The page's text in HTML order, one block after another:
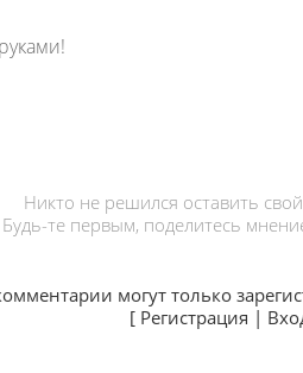
Никто не решился оставить
Будь-те первым, поделитесь
могут только
[ Регистрация |